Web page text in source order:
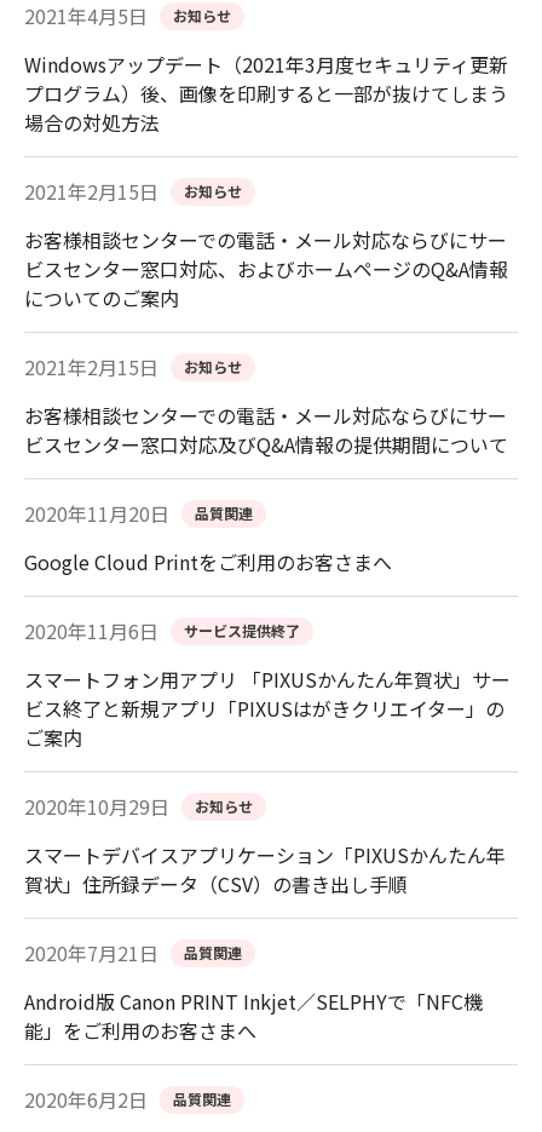
2021年4月5日 お知らせ
Windowsアップデート（2021年3月度セキュリティ更新
プログラム）後、画像を印刷すると一部が抜けてしまう
場合の対処方法
2021年2月15日 お知らせ
お客様相談センターでの電話・メール対応ならびにサー
ビスセンター窓口対応、およびホームページのQ&A情報
についてのご案内
2021年2月15日 お知らせ
お客様相談センターでの電話・メール対応ならびにサー
ビスセンター窓口対応及びQ&A情報の提供期間について
2020年11月20日 品質関連
Google Cloud Printをご利用のお客さまへ
2020年11月6日 サービス提供終了
スマートフォン用アプリ 「PIXUSかんたん年賀状」サー
ビス終了と新規アプリ「PIXUSはがきクリエイター」の
ご案内
2020年10月29日 お知らせ
スマートデバイスアプリケーション「PIXUSかんたん年
賀状」住所録データ（CSV）の書き出し手順
2020年7月21日 品質関連
Android版 Canon PRINT Inkjet／SELPHYで「NFC機
能」をご利用のお客さまへ
2020年6月2日 品質関連